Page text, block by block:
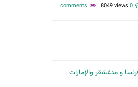
0 comments
8049 views
و مدغشقر والإمارات